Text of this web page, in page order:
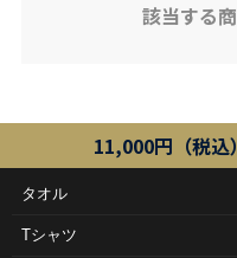
該当する
11,000円（税込
タオル
Tシャツ